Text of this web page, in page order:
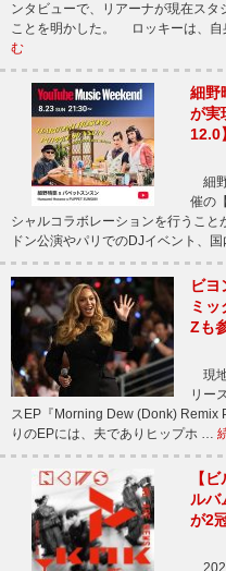
ンタビューで、リアーナが現在ス
ことを明かした。 ロッキーは、
む
細野
が実
12.0
細
催の
シャルコラボレーションを行うこ
ドン公演やパリでのDJイベント、
ビ
ミ
Zも
現
リー
スEP『Morning Dew (Donk)
りのEPには、夫でありヒップホ …
【
ルバ
が2